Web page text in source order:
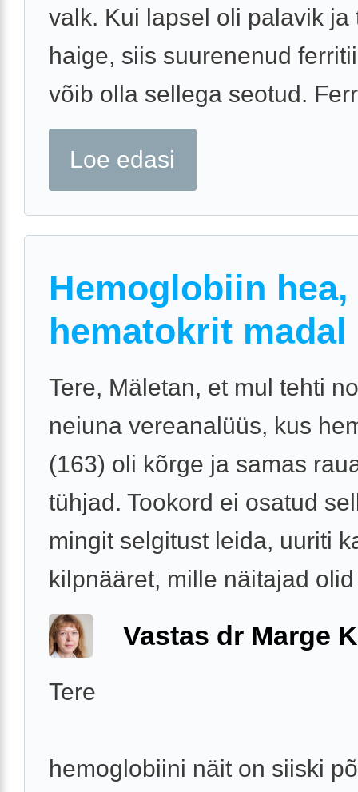
valk. Kui lapsel oli palavik ja
haige, siis suurenenud
võib olla sellega seotud.
Loe edasi
Hemoglobiin hea,
hematokrit madal
Tere, Mäletan, et mul tehti
neiuna vereanalüüs, kus
(163) oli kõrge ja samas
tühjad. Tookord ei osatud
mingit selgitust leida, uuriti
kilpnääret, mille näitajad olid
Vastas dr Marge
Tere
hemoglobiini näit on siiski